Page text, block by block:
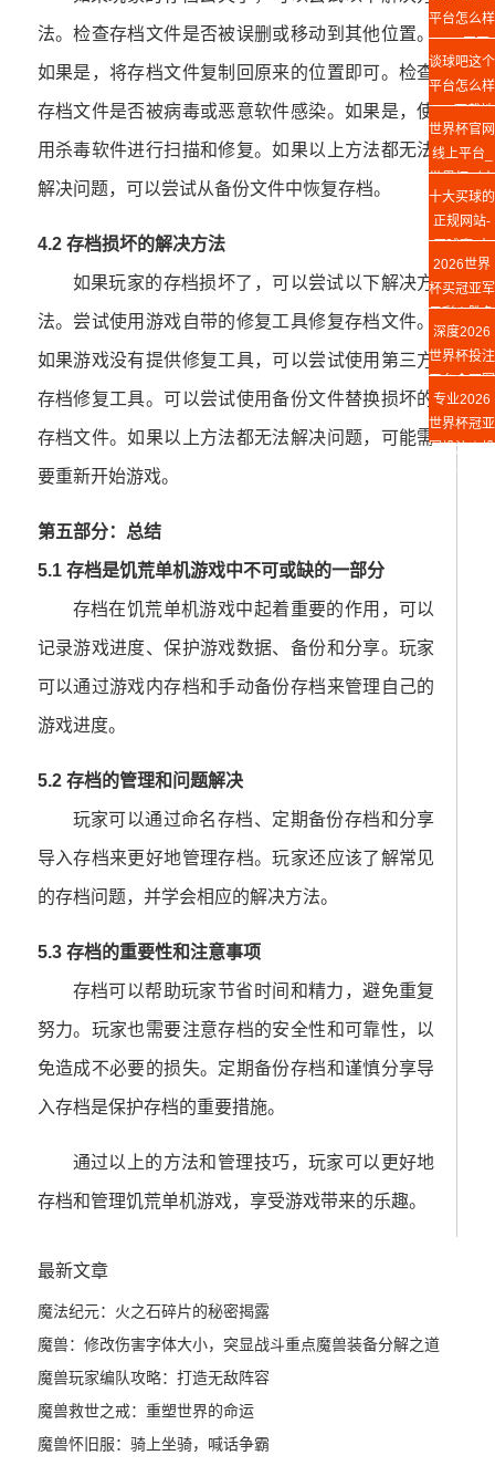
法。检查存档文件是否被误删或移动到其他位置。
如果是，将存档文件复制回原来的位置即可。检查
存档文件是否被病毒或恶意软件感染。如果是，使
用杀毒软件进行扫描和修复。如果以上方法都无法
解决问题，可以尝试从备份文件中恢复存档。
4.2 存档损坏的解决方法
如果玩家的存档损坏了，可以尝试以下解决方
法。尝试使用游戏自带的修复工具修复存档文件。
如果游戏没有提供修复工具，可以尝试使用第三方
存档修复工具。可以尝试使用备份文件替换损坏的
存档文件。如果以上方法都无法解决问题，可能需
要重新开始游戏。
第五部分：总结
5.1 存档是饥荒单机游戏中不可或缺的一部分
存档在饥荒单机游戏中起着重要的作用，可以
记录游戏进度、保护游戏数据、备份和分享。玩家
可以通过游戏内存档和手动备份存档来管理自己的
游戏进度。
5.2 存档的管理和问题解决
玩家可以通过命名存档、定期备份存档和分享
导入存档来更好地管理存档。玩家还应该了解常见
的存档问题，并学会相应的解决方法。
5.3 存档的重要性和注意事项
存档可以帮助玩家节省时间和精力，避免重复
努力。玩家也需要注意存档的安全性和可靠性，以
免造成不必要的损失。定期备份存档和谨慎分享导
入存档是保护存档的重要措施。
通过以上的方法和管理技巧，玩家可以更好地
存档和管理饥荒单机游戏，享受游戏带来的乐趣。
最新文章
魔法纪元：火之石碎片的秘密揭露
魔兽：修改伤害字体大小，突显战斗重点魔兽装备分解之道
魔兽玩家编队攻略：打造无敌阵容
魔兽救世之戒：重塑世界的命运
魔兽怀旧服：骑上坐骑，喊话争霸
平台怎么样
Web网页
版
谈球吧这个
平台怎么样
app下载地
址
世界杯官网
线上平台_
世界杯（中
国）
十大买球的
正规网站-
买球赛(中
国)官方网
站
2026世界
杯买冠亚军
足彩丨胜负
竞猜攻略
深度2026
世界杯投注
平台◆冠军
投注指南
专业2026
世界杯冠亚
军投注｜投
注平台推荐